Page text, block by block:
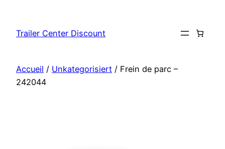
contenu
Trailer Center Discount
Accueil / Unkategorisiert / Frein de parc –
242044